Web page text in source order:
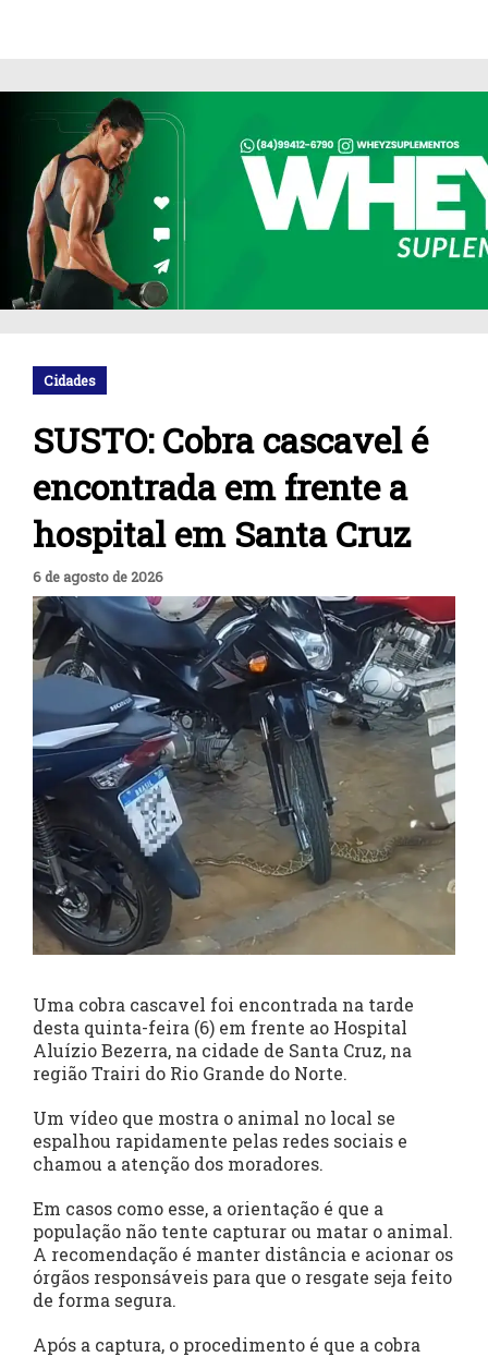
Cidades
SUSTO: Cobra cascavel é
encontrada em frente a
hospital em Santa Cruz
6 de agosto de 2026
Uma cobra cascavel foi encontrada na tarde
desta quinta-feira (6) em frente ao Hospital
Aluízio Bezerra, na cidade de Santa Cruz, na
região Trairi do Rio Grande do Norte.
Um vídeo que mostra o animal no local se
espalhou rapidamente pelas redes sociais e
chamou a atenção dos moradores.
Em casos como esse, a orientação é que a
população não tente capturar ou matar o animal.
A recomendação é manter distância e acionar os
órgãos responsáveis para que o resgate seja feito
de forma segura.
Após a captura, o procedimento é que a cobra